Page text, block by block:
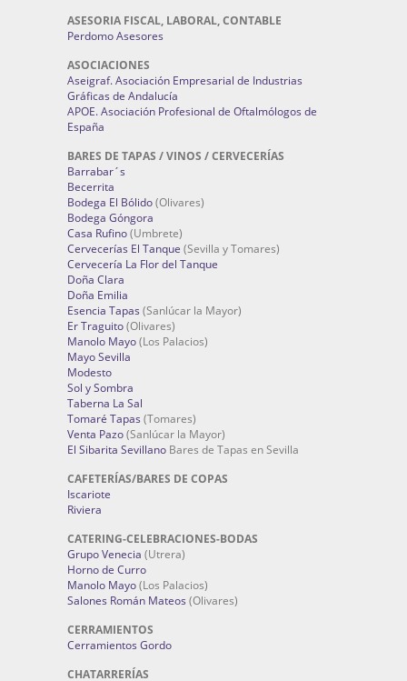
ASESORIA FISCAL, LABORAL, CONTABLE
Perdomo Asesores
ASOCIACIONES
Aseigraf. Asociación Empresarial de Industrias
Gráficas de Andalucía
APOE. Asociación Profesional de Oftalmólogos de
España
BARES DE TAPAS / VINOS / CERVECERÍAS
Barrabar´s
Becerrita
Bodega El Bólido(Olivares)
Bodega Góngora
Casa Rufino(Umbrete)
Cervecerías El Tanque (Sevilla y Tomares)
Cervecería La Flor del Tanque
Doña Clara
Doña Emilia
Esencia Tapas (Sanlúcar la Mayor)
Er Traguito(Olivares)
Manolo Mayo(Los Palacios)
Mayo Sevilla
Modesto
Sol y Sombra
Taberna La Sal
Tomaré Tapas (Tomares)
Venta Pazo(Sanlúcar la Mayor)
El Sibarita Sevillano Bares de Tapas en Sevilla
CAFETERÍAS/BARES DE COPAS
Iscariote
Riviera
CATERING-CELEBRACIONES-BODAS
Grupo Venecia (Utrera)
Horno de Curro
Manolo Mayo(Los Palacios)
Salones Román Mateos (Olivares)
CERRAMIENTOS
Cerramientos Gordo
CHATARRERÍAS